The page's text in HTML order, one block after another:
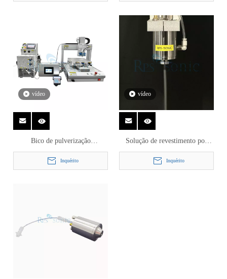
do revestimento da pilha de
combustível
vídeo
Bico de pulverização
ultrassônico para máquina de
revestimento ultrassônico de alta
Inquérito
vídeo
Solução de revestimento por
spray ultrassônico personalizado
100k para atomização de
Inquérito